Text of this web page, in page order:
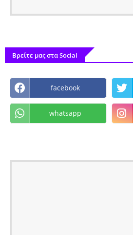
Βρείτε μας στα Social
facebook
whatsapp